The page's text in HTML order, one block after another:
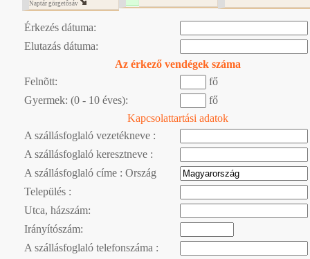
Naptár görgetôsáv
Érkezés dátuma:
Elutazás dátuma:
Az érkező vendégek száma
Felnõtt:
fő
Gyermek: (0 - 10 éves):
fő
Kapcsolattartási adatok
A szállásfoglaló vezetékneve :
A szállásfoglaló keresztneve :
A szállásfoglaló címe : Ország
Település :
Utca, házszám:
Irányítószám:
A szállásfoglaló telefonszáma :